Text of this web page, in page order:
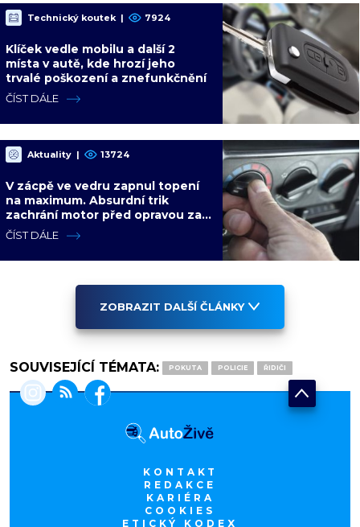
Technický koutek | 7924
Klíček vedle mobilu a další 2
místa v autě, kde hrozí jeho
trvalé poškození a znefunkčnění
ČÍST DÁLE
Aktuality | 13724
V zácpě ve vedru zapnul topení
na maximum. Absurdní trik
zachrání motor před opravou za
desítky tisíc
ČÍST DÁLE
ZOBRAZIT DALŠÍ ČLÁNKY
SOUVISEJÍCÍ TÉMATA: POKUTA POLICIE ŘIDIČI
KONTAKT
REDAKCE
KARIÉRA
COOKIES
ETICKÝ KODEX